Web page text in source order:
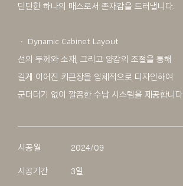
단단한 하나의 매스로서 존재감을 드러냅니다.
ㆍ Dynamic Cabinet Layout
선의 두께와 소재, 그리고 양감의 조절을 통해
길게 이어진 키큰장을 입체적으로 디자인하여
군더더기 없이 깔끔한 수납 시스템을 제공합니다.
시공월 2024/09
시공기간 3일